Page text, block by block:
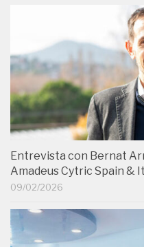
Entrevista con Bernat
Amadeus Cytric Spain &
09/02/2026